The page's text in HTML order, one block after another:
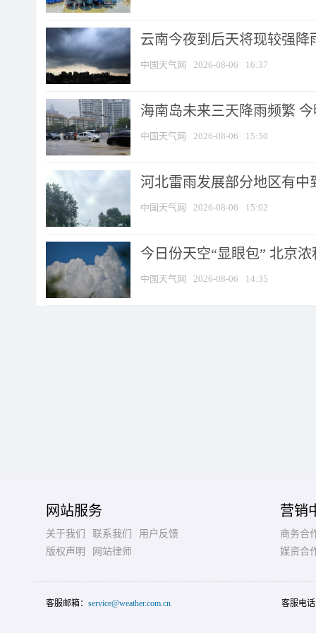
云南今夜到后天将现较强降
中国天气网 2026-08-06 16:37
海南岛未来三天降雨频繁
中国天气网 2026-08-06 15:50
河北雷雨发展部分地区有中
中国天气网 2026-08-06 15:02
今日份天空“显眼包” 北京
中国天气网 2026-08-06 14:35
网站服务
关于我们 联系我们
用户反馈
版权声明
网站律师
营销
商务合
媒资合
客服邮箱： service@weather.com.cn 客服电